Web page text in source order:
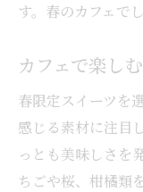
す。春のカフェで
カフェで楽し
春限定スイーツを
感じる素材に注目
っとも美味しさを
ちごや桜、柑橘類